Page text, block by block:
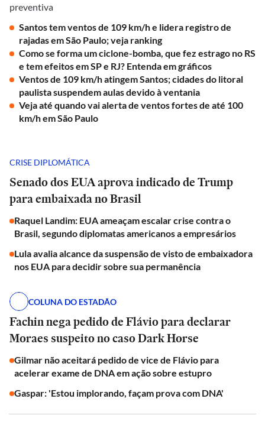
preventiva
Santos tem ventos de 109 km/h e lidera registro de
rajadas em São Paulo; veja ranking
Como se forma um ciclone-bomba, que fez estrago no RS
e tem efeitos em SP e RJ? Entenda em gráficos
Ventos de 109 km/h atingem Santos; cidades do litoral
paulista suspendem aulas devido à ventania
Veja até quando vai alerta de ventos fortes de até 100
km/h em São Paulo
CRISE DIPLOMÁTICA
Senado dos EUA aprova indicado de Trump
para embaixada no Brasil
Raquel Landim: EUA ameaçam escalar crise contra o
Brasil, segundo diplomatas americanos a empresários
Lula avalia alcance da suspensão de visto de embaixadora
nos EUA para decidir sobre sua permanência
COLUNA DO ESTADÃO
Fachin nega pedido de Flávio para declarar
Moraes suspeito no caso Dark Horse
Gilmar não aceitará pedido de vice de Flávio para
acelerar exame de DNA em ação sobre estupro
Gaspar: 'Estou implorando, façam prova com DNA'